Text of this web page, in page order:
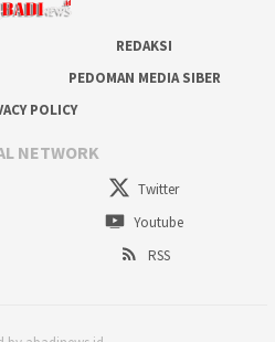
REDAKSI
PEDOMAN MEDIA SIBER
POLICY
NETWORK
Twitter
Youtube
RSS